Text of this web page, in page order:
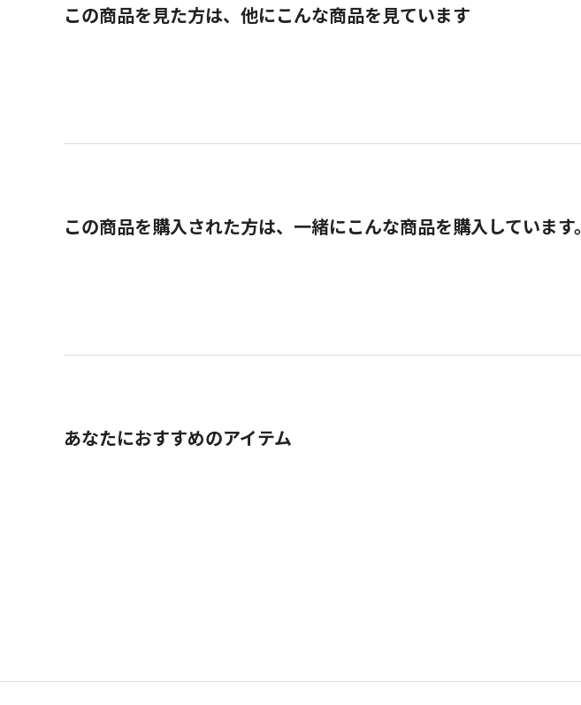
この商品を見た方は、他にこんな商品を見ています
この商品を購入された方は、一緒にこんな商品を購入しています。
あなたにおすすめのアイテム